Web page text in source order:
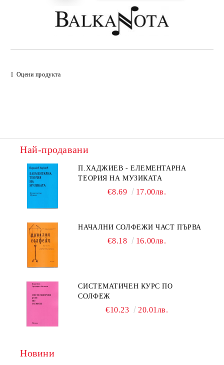
Оцени продукта
Най-продавани
П.ХАДЖИЕВ - ЕЛЕМЕНТАРНА
ТЕОРИЯ НА МУЗИКАТА
€8.69 17.00лв.
НАЧАЛНИ СОЛФЕЖИ ЧАСТ ПЪРВА
€8.18 16.00лв.
СИСТЕМАТИЧЕН КУРС ПО
СОЛФЕЖ
€10.23 20.01лв.
Новини